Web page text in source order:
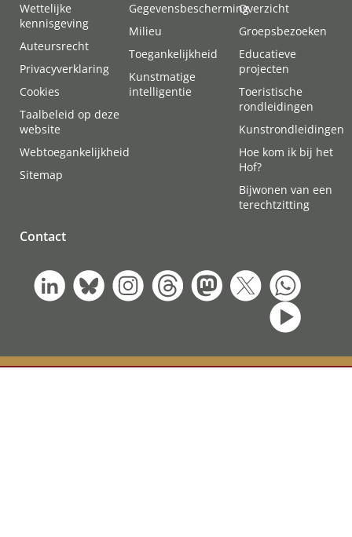
Wettelijke
kennisgeving
Auteursrecht
Privacyverklaring
Cookies
Taalbeleid op deze
website
Webtoegankelijkheid
Sitemap
Gegevensbescherming
Milieu
Toegankelijkheid
Kunstmatige
intelligentie
Overzicht
Groepsbezoeken
Educatieve
projecten
Toeristische
rondleidingen
Kunstrondleidingen
Hoe kom ik bij het
Hof?
Bijwonen van een
terechtzitting
Contact